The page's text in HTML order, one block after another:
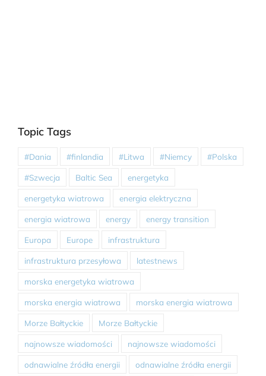
Topic Tags
#Dania #finlandia #Litwa #Niemcy #Polska
#Szwecja Baltic Sea energetyka
energetyka wiatrowa energia elektryczna
energia wiatrowa energy energy transition
Europa Europe infrastruktura
infrastruktura przesyłowa latestnews
morska energetyka wiatrowa
morska energia wiatrowa morska energia wiatrowa
Morze Bałtyckie Morze Bałtyckie
najnowsze wiadomości najnowsze wiadomości
odnawialne źródła energii odnawialne źródła energii